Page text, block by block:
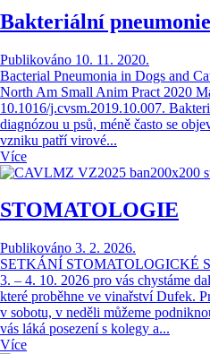
Bakteriální
Publikováno 10. 11. 2020.
Bacterial Pneumonia in Dogs and
North Am Small Anim Pract 2020
10.1016/j.cvsm.2019.10.007.
diagnózou u psů, méně často se
vzniku patří virové...
Více
STOMATOLOGIE
Publikováno 3. 2. 2026.
SETKÁNÍ STOMATOLOGICKÉ
3. – 4. 10. 2026 pro vás chystáme
které proběhne ve vinařství Dufek.
v sobotu, v neděli můžeme
vás láká posezení s kolegy a...
Více